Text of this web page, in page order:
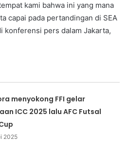
kami bahwa ini yang mana
capai pada pertandingan di SEA
konferensi pers dalam Jakarta,
menyokong FFI gelar
ICC 2025 lalu AFC Futsal
2025